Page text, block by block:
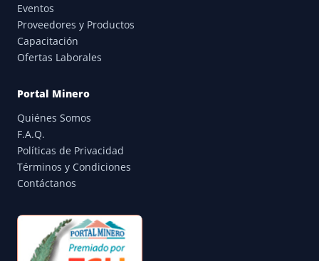
Eventos
Proveedores y Productos
Capacitación
Ofertas Laborales
Portal Minero
Quiénes Somos
F.A.Q.
Políticas de Privacidad
Términos y Condiciones
Contáctanos